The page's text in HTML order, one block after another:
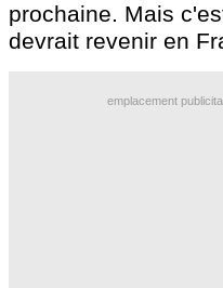
prochaine. Mais
devrait revenir en
emplacement